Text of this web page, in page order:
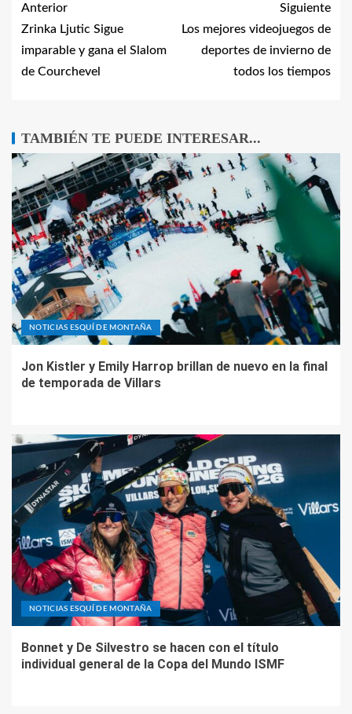
Anterior
Zrinka Ljutic Sigue
imparable y gana el Slalom
de Courchevel
Siguiente
Los mejores videojuegos de
deportes de invierno de
todos los tiempos
TAMBIÉN TE PUEDE INTERESAR...
NOTICIAS ESQUÍ DE MONTAÑA
Jon Kistler y Emily Harrop brillan de nuevo en la final
de temporada de Villars
NOTICIAS ESQUÍ DE MONTAÑA
Bonnet y De Silvestro se hacen con el título
individual general de la Copa del Mundo ISMF